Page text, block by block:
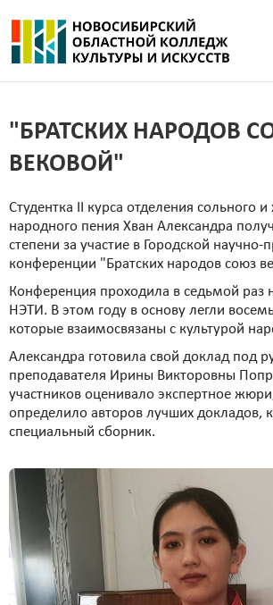
"БРАТСКИХ НАРОДОВ
ВЕКОВОЙ"
Студентка II курса отделения сольного и
народного пения Хван Александра
степени за участие в Городской научно-
конференции "Братских народов союз
Конференция проходила в седьмой раз
НЭТИ. В этом году в основу легли
которые взаимосвязаны с культурой
Александра готовила свой доклад под
преподавателя Ирины Викторовны
участников оценивало экспертное
определило авторов лучших докладов,
специальный сборник.